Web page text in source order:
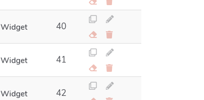
Widget 40
Widget 41
Widget 42